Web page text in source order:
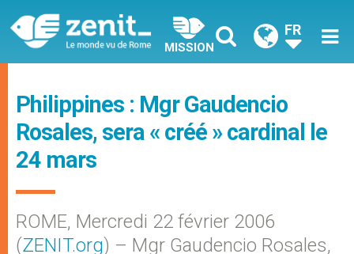
MISSION
FR
Philippines : Mgr Gaudencio
Rosales, sera « créé » cardinal le
24 mars
ROME, Mercredi 22 février 2006
(ZENIT.org) – Mgr Gaudencio Rosales,